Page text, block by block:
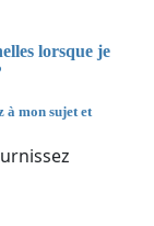
lorsque je
à mon sujet et